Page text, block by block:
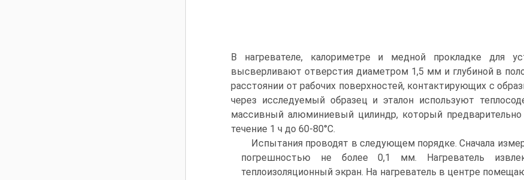
В нагревателе, калориметре и медной прокладке для
высверливают отверстия диаметром 1,5 мм и глубиной в
расстоянии от рабочих поверхностей, контактирующих с
через исследуемый образец и эталон используют
массивный алюминиевый цилиндр, который
течение 1 ч до 60-80°С.
Испытания проводят в следующем порядке. Сначала
погрешностью не более 0,1 мм. Нагреватель
теплоизоляционный экран. На нагреватель в центре